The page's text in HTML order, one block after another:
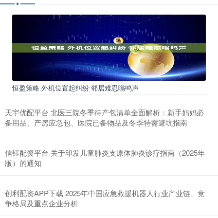
恒盈策略 外机位置起纠纷 邻居难忍嗡鸣声
天宇优配平台 北医三院冬季待产包清单全面解析：新手妈妈必
备用品、产房应急包、医院已备物品及冬季特需避坑指南
信钰配资平台 关于印发儿童肺炎支原体肺炎诊疗指南（2025年
版）的通知
创利配资APP下载 2025年中国应急救援机器人行业产业链、竞
争格局及重点企业分析